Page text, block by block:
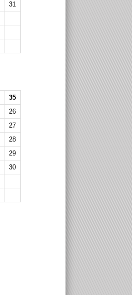
31
35
26
27
28
29
30